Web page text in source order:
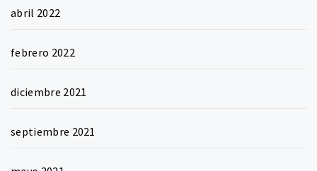
abril 2022
febrero 2022
diciembre 2021
septiembre 2021